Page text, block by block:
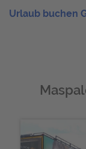
Urlaub buchen